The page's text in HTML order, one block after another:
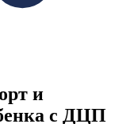
и
с ДЦП